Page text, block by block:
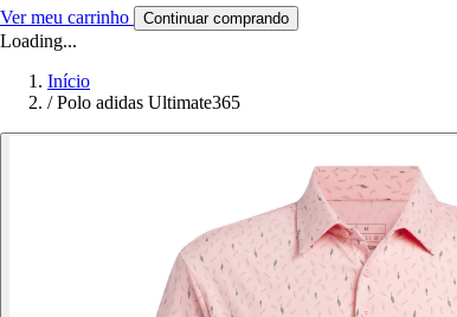
Ver meu carrinho Continuar comprando
Loading...
Início
/ Polo adidas Ultimate365